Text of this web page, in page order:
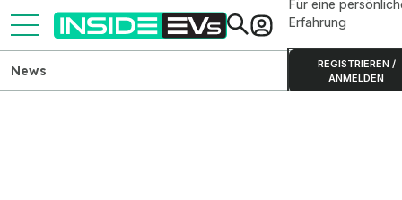
Für eine
Erfahrung
REGISTRIEREN /
ANMELDEN
News